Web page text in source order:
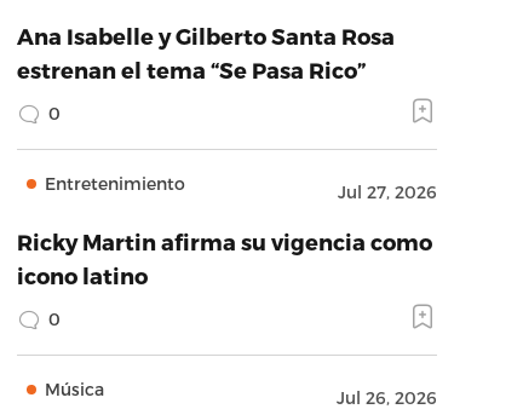
Ana Isabelle y Gilberto Santa Rosa
estrenan el tema “Se Pasa Rico”
0
Entretenimiento Jul 27, 2026
Ricky Martin afirma su vigencia como
icono latino
0
Música Jul 26, 2026